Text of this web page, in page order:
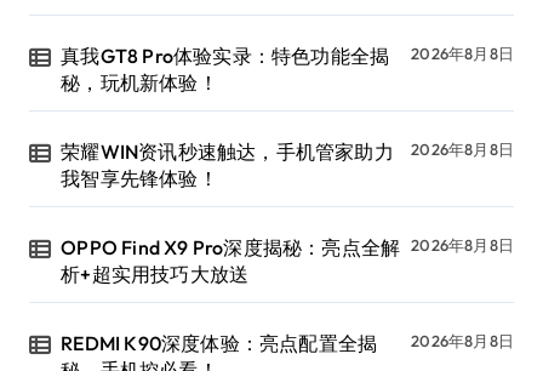
真我GT8 Pro体验实录：特色功能全揭
秘，玩机新体验！
2026年8月8日
荣耀WIN资讯秒速触达，手机管家助力
我智享先锋体验！
2026年8月8日
OPPO Find X9 Pro深度揭秘：亮点全解
析+超实用技巧大放送
2026年8月8日
REDMI K90深度体验：亮点配置全揭
2026年8月8日